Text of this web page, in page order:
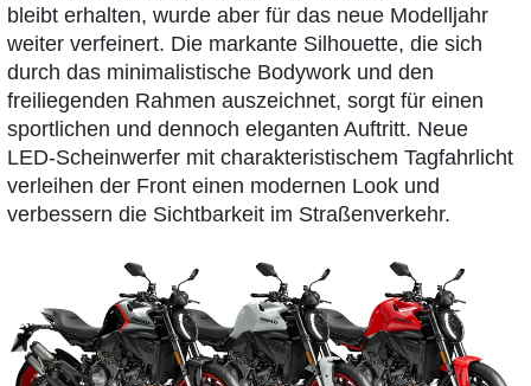
bleibt erhalten, wurde aber für das neue Modelljahr
weiter verfeinert. Die markante Silhouette, die sich
durch das minimalistische Bodywork und den
freiliegenden Rahmen auszeichnet, sorgt für einen
sportlichen und dennoch eleganten Auftritt. Neue
LED-Scheinwerfer mit charakteristischem Tagfahrlicht
verleihen der Front einen modernen Look und
verbessern die Sichtbarkeit im Straßenverkehr.